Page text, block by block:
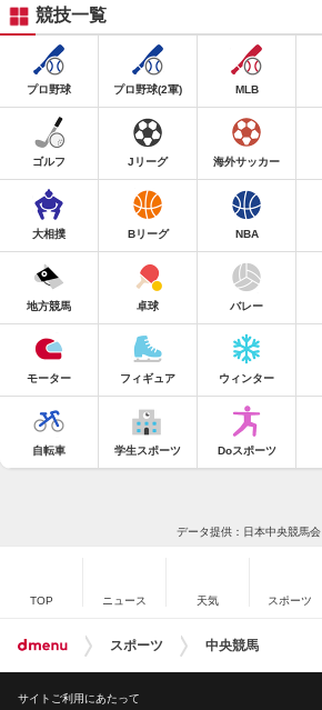
競技一覧
プロ野球 プロ野球(2軍) MLB
ゴルフ Jリーグ 海外サッカー
大相撲 Bリーグ NBA
地方競馬 卓球 バレー
モーター フィギュア ウィンター
自転車 学生スポーツ Doスポーツ
データ提供：日本中央競馬会
TOP ニュース 天気 スポーツ
スポーツ 中央競馬
サイトご利用にあたって